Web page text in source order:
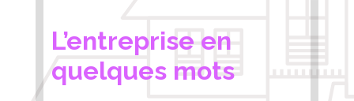
L’entreprise en
quelques mots